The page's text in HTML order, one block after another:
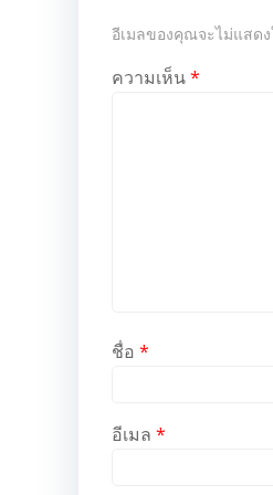
อีเมลของคุณจะไม่แสด
ความเห็น*
ชื่อ *
อีเมล *